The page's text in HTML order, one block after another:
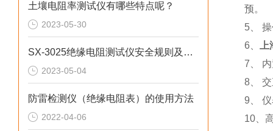
土壤电阻率测试仪有哪些特点呢？
2023-05-30
SX-3025绝缘电阻测试仪安全规则及注意事项
2023-05-04
防雷检测仪（绝缘电阻表）的使用方法
2022-04-06
预。
5、
6、
7、
8、
9、
10、